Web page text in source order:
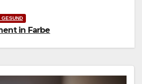
GESUND
in Farbe